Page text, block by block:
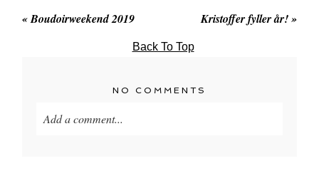
«Boudoirweekend 2019 Kristoffer fyller år!»
Back To Top
NO COMMENTS
Add a comment...